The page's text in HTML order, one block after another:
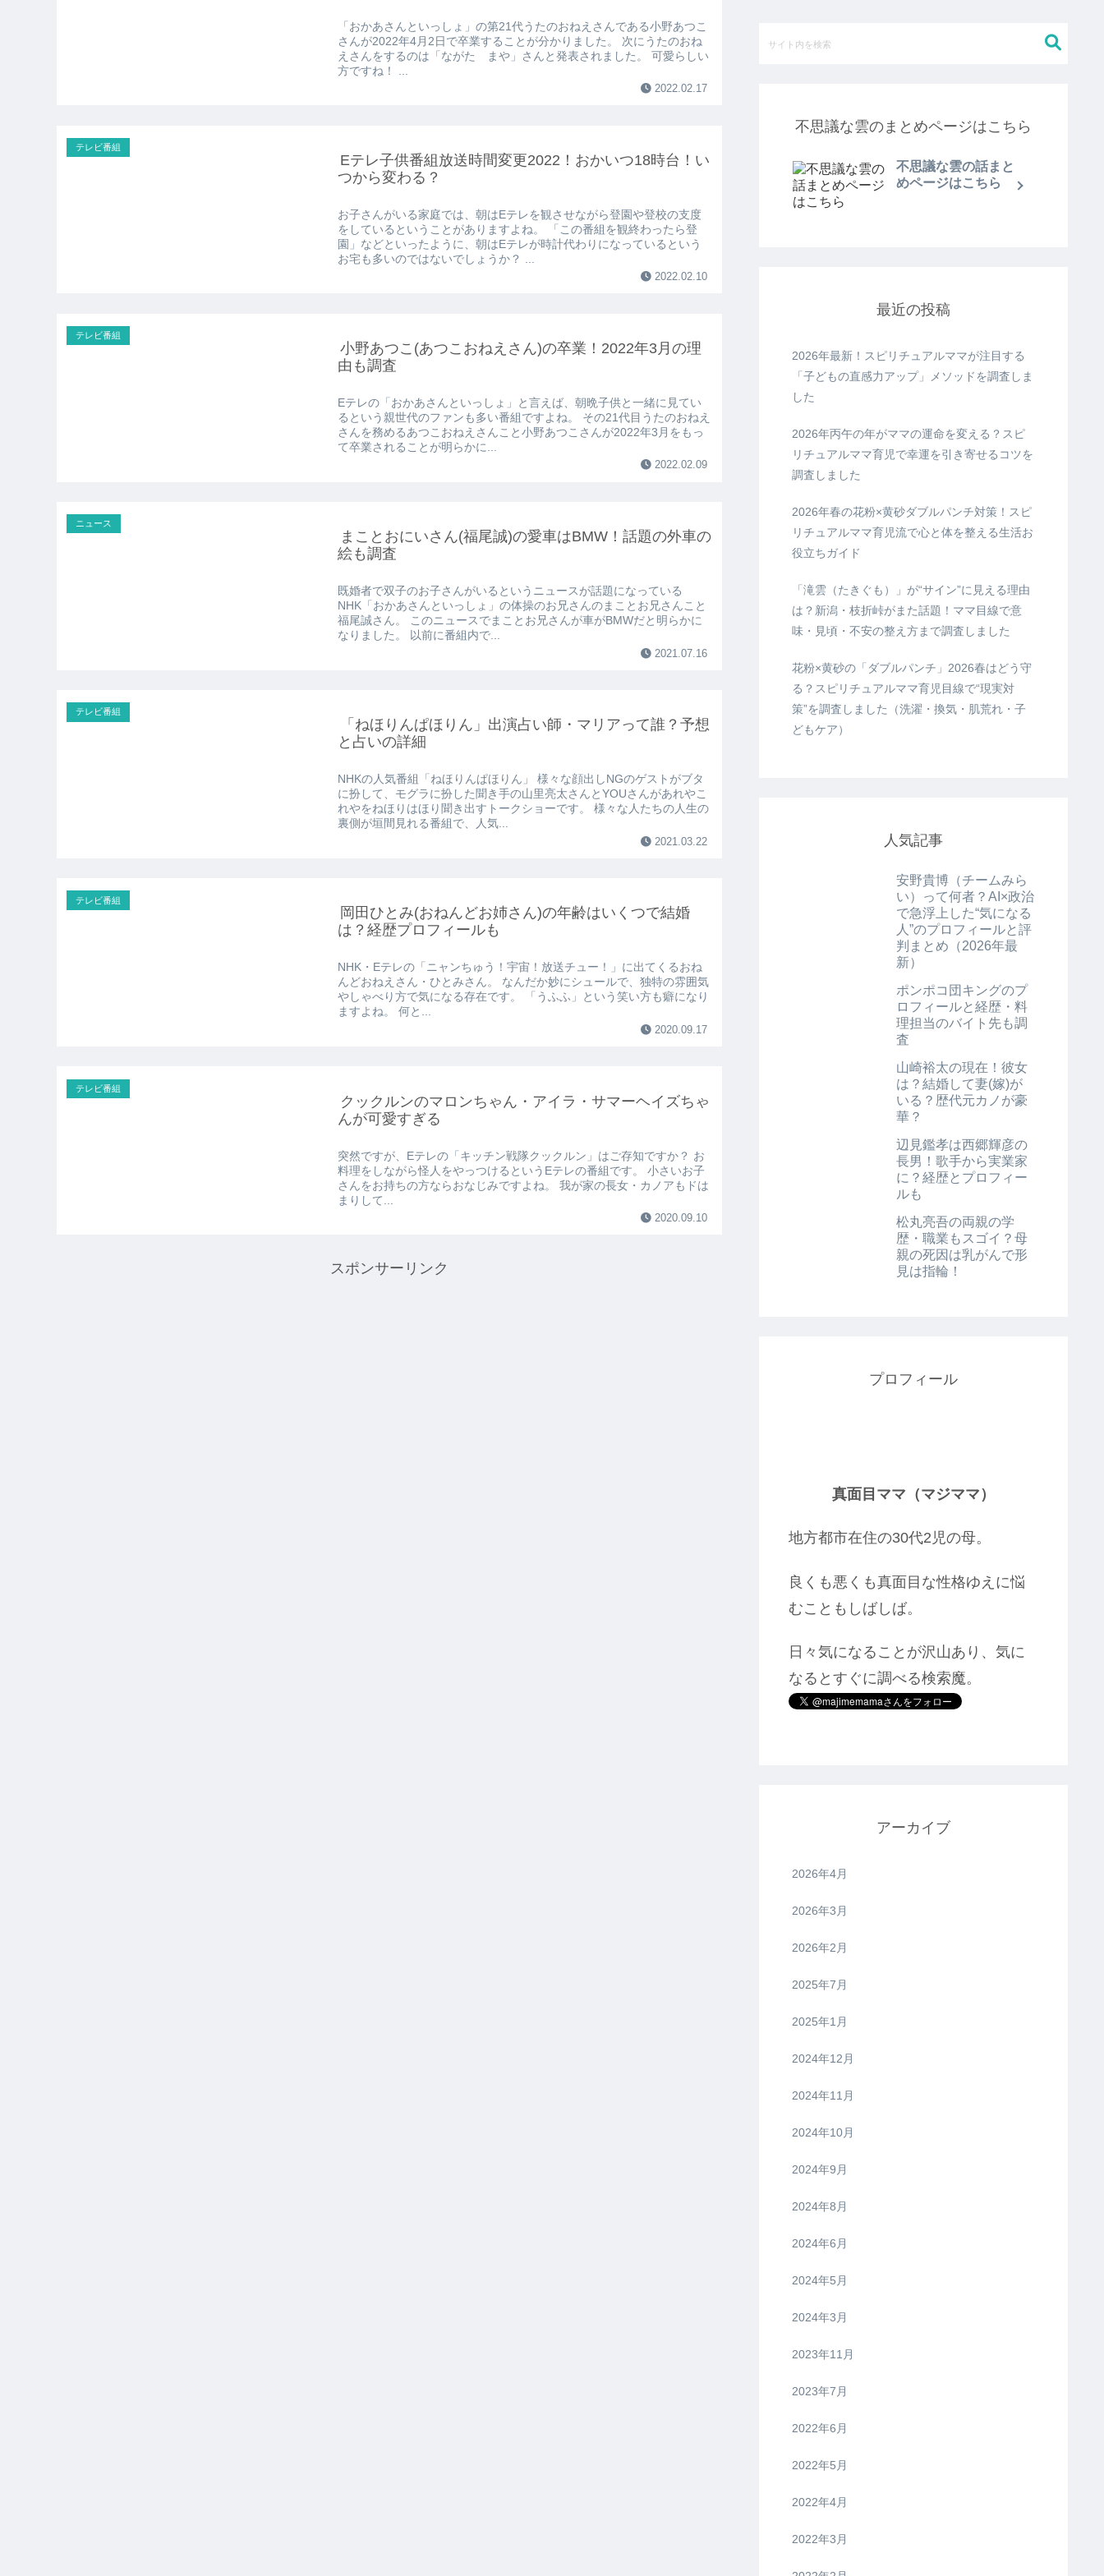
「おかあさんといっしょ」の第21代うたのおねえさんである小野あつこ
さんが2022年4月2日で卒業することが分かりました。 次にうたのおね
えさんをするのは「ながた まや」さんと発表されました。 可愛らしい
方ですね！ ...
2022.02.17
テレビ番組
Eテレ子供番組放送時間変更2022！おかいつ18時台！い
つから変わる？
お子さんがいる家庭では、朝はEテレを観させながら登園や登校の支度
をしているということがありますよね。 「この番組を観終わったら登
園」などといったように、朝はEテレが時計代わりになっているという
お宅も多いのではないでしょうか？ ...
2022.02.10
テレビ番組
小野あつこ(あつこおねえさん)の卒業！2022年3月の理
由も調査
Eテレの「おかあさんといっしょ」と言えば、朝晩子供と一緒に見てい
るという親世代のファンも多い番組ですよね。 その21代目うたのおねえ
さんを務めるあつこおねえさんこと小野あつこさんが2022年3月をもっ
て卒業されることが明らかに...
2022.02.09
ニュース
まことおにいさん(福尾誠)の愛車はBMW！話題の外車の
絵も調査
既婚者で双子のお子さんがいるというニュースが話題になっている
NHK「おかあさんといっしょ」の体操のお兄さんのまことお兄さんこと
福尾誠さん。 このニュースでまことお兄さんが車がBMWだと明らかに
なりました。 以前に番組内で...
2021.07.16
テレビ番組
「ねほりんぱほりん」出演占い師・マリアって誰？予想
と占いの詳細
NHKの人気番組「ねほりんぱほりん」 様々な顔出しNGのゲストがブタ
に扮して、モグラに扮した聞き手の山里亮太さんとYOUさんがあれやこ
れやをねほりはほり聞き出すトークショーです。 様々な人たちの人生の
裏側が垣間見れる番組で、人気...
2021.03.22
テレビ番組
岡田ひとみ(おねんどお姉さん)の年齢はいくつで結婚
は？経歴プロフィールも
NHK・Eテレの「ニャンちゅう！宇宙！放送チュー！」に出てくるおね
んどおねえさん・ひとみさん。 なんだか妙にシュールで、独特の雰囲気
やしゃべり方で気になる存在です。 「うふふ」という笑い方も癖になり
ますよね。 何と...
2020.09.17
テレビ番組
クックルンのマロンちゃん・アイラ・サマーヘイズちゃ
んが可愛すぎる
突然ですが、Eテレの「キッチン戦隊クックルン」はご存知ですか？ お
料理をしながら怪人をやっつけるというEテレの番組です。 小さいお子
さんをお持ちの方ならおなじみですよね。 我が家の長女・カノアもドは
まりして...
2020.09.10
スポンサーリンク
不思議な雲のまとめページはこちら
不思議な雲の話まと
めページはこちら
最近の投稿
2026年最新！スピリチュアルママが注目する
「子どもの直感力アップ」メソッドを調査しま
した
2026年丙午の年がママの運命を変える？スピ
リチュアルママ育児で幸運を引き寄せるコツを
調査しました
2026年春の花粉×黄砂ダブルパンチ対策！スピ
リチュアルママ育児流で心と体を整える生活お
役立ちガイド
「滝雲（たきぐも）」が“サイン”に見える理由
は？新潟・枝折峠がまた話題！ママ目線で意
味・見頃・不安の整え方まで調査しました
花粉×黄砂の「ダブルパンチ」2026春はどう守
る？スピリチュアルママ育児目線で“現実対
策”を調査しました（洗濯・換気・肌荒れ・子
どもケア）
人気記事
安野貴博（チームみら
い）って何者？AI×政治
で急浮上した“気になる
人”のプロフィールと評
判まとめ（2026年最
新）
ポンポコ団キングのプ
ロフィールと経歴・料
理担当のバイト先も調
査
山崎裕太の現在！彼女
は？結婚して妻(嫁)が
いる？歴代元カノが豪
華？
辺見鑑孝は西郷輝彦の
長男！歌手から実業家
に？経歴とプロフィー
ルも
松丸亮吾の両親の学
歴・職業もスゴイ？母
親の死因は乳がんで形
見は指輪！
プロフィール
真面目ママ（マジママ）
地方都市在住の30代2児の母。
良くも悪くも真面目な性格ゆえに悩
むこともしばしば。
日々気になることが沢山あり、気に
なるとすぐに調べる検索魔。
アーカイブ
2026年4月
2026年3月
2026年2月
2025年7月
2025年1月
2024年12月
2024年11月
2024年10月
2024年9月
2024年8月
2024年6月
2024年5月
2024年3月
2023年11月
2023年7月
2022年6月
2022年5月
2022年4月
2022年3月